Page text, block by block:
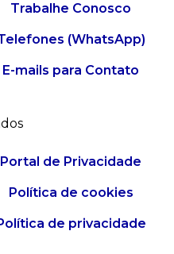
Trabalhe Conosco
(WhatsApp)
E-mails para Contato
Portal de Privacidade
Política de cookies
de privacidade